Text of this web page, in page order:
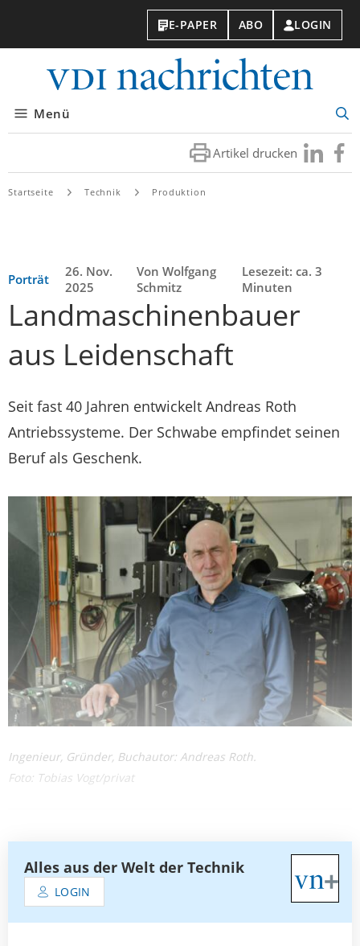
E-PAPER ABO LOGIN
Menü
Artikel drucken Besuchen
Sie
Sie
Startseite Technik Produktion
Porträt
26. Nov.
2025
Von Wolfgang
Schmitz
Lesezeit: ca. 3
Minuten
Landmaschinenbauer
aus Leidenschaft
Seit fast 40 Jahren entwickelt Andreas Roth
Antriebssysteme. Der Schwabe empfindet seinen
Beruf als Geschenk.
Ingenieur, Gründer, Buchautor: Andreas Roth.
Foto: Tobias Vogt/privat
Alles aus der Welt der Technik
LOGIN